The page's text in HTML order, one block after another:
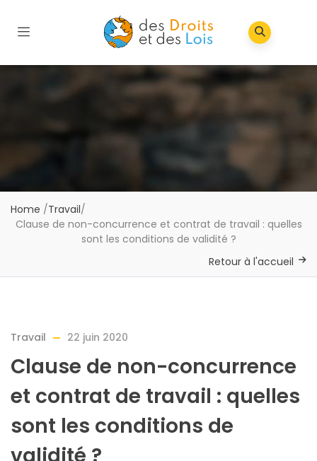
Home /Travail/
Clause de non-concurrence et contrat de travail : quelles
sont les conditions de validité ?
Retour à l'accueil
Travail 22 juin 2020
Clause de non-concurrence
et contrat de travail : quelles
sont les conditions de